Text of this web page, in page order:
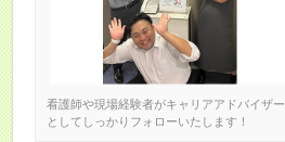
看護師や現場経験者がキャリアアドバイザー
としてしっかりフォローいたします！